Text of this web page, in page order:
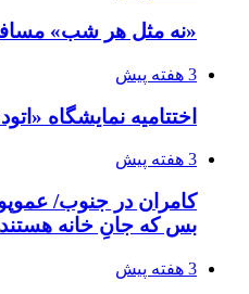
«نه مثل هر شب» مسافر
3 هفته پیش
اختتامیه نمایشگاه
3 هفته پیش
کامران در جنوب/
بس که جانِ خانه
3 هفته پیش